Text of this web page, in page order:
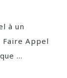
à un
Faire Appel
...